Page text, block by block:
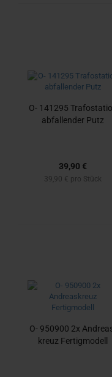
O- 141295
ab­fal­len­der Putz
39,90 €
39,90 € pro Stück
O- 950900 2x
kreuz Fer­tig­mo­dell